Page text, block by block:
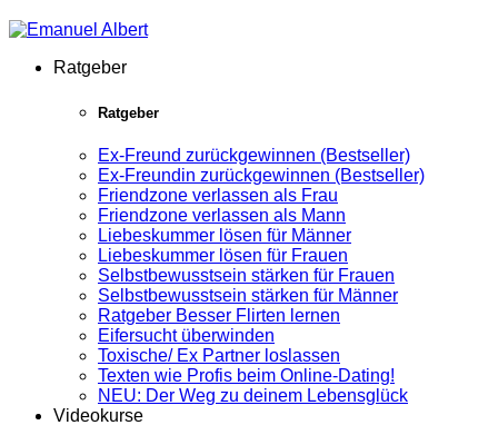
Ratgeber
Ratgeber
Ex-Freund zurückgewinnen (Bestseller)
Ex-Freundin zurückgewinnen (Bestseller)
Friendzone verlassen als Frau
Friendzone verlassen als Mann
Liebeskummer lösen für Männer
Liebeskummer lösen für Frauen
Selbstbewusstsein stärken für Frauen
Selbstbewusstsein stärken für Männer
Ratgeber Besser Flirten lernen
Eifersucht überwinden
Toxische/ Ex Partner loslassen
Texten wie Profis beim Online-Dating!
NEU: Der Weg zu deinem Lebensglück
Videokurse